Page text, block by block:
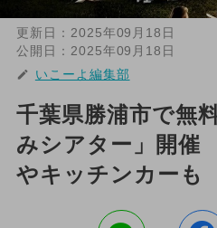
更新日： 2025年09月18日
公開日： 2025年09月18日
いこーよ編集部
千葉県勝浦市で無
みシアター」開催
やキッチンカーも